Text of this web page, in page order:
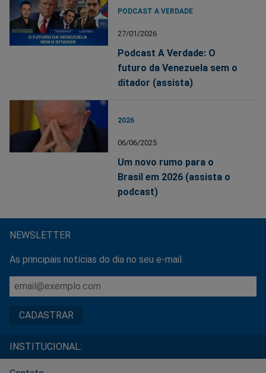
PODCAST A VERDADE
27/01/2026
Podcast A Verdade: O
futuro da Venezuela sem o
ditador (assista)
2026
06/06/2025
Um novo rumo para o
Brasil em 2026 (assista o
podcast)
NEWSLETTER
As principais notícias do dia no seu e-mail.
INSTITUCIONAL: